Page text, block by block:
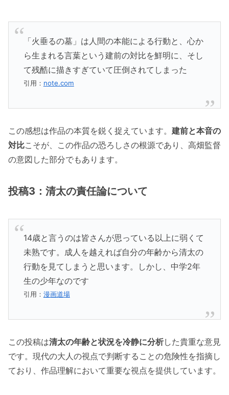
「火垂るの墓」は人間の本能による行動と、心か
ら生まれる言葉という建前の対比を鮮明に、そし
て残酷に描きすぎていて圧倒されてしまった
引用： note.com
この感想は作品の本質を鋭く捉えています。 建前と本音の
対比こそが、この作品の恐ろしさの根源であり、高畑監督
の意図した部分でもあります。
投稿3：清太の責任論について
14歳と言うのは皆さんが思っている以上に弱くて
未熟です。成人を越えれば自分の年齢から清太の
行動を見てしまうと思います。しかし、中学2年
生の少年なのです
引用： 漫画道場
この投稿は清太の年齢と状況を冷静に分析した貴重な意見
です。現代の大人の視点で判断することの危険性を指摘し
ており、作品理解において重要な視点を提供しています。